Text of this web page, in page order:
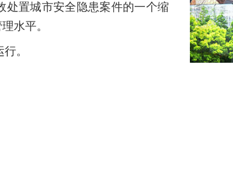
处置城市安全隐患案件的一个缩
水平。
。